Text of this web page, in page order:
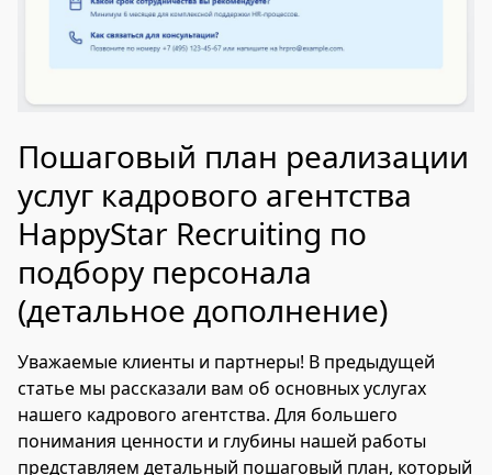
Пошаговый план реализации
услуг кадрового агентства
HappyStar Recruiting по
подбору персонала
(детальное дополнение)
Уважаемые клиенты и партнеры! В предыдущей
статье мы рассказали вам об основных услугах
нашего кадрового агентства. Для большего
понимания ценности и глубины нашей работы
представляем детальный пошаговый план, который